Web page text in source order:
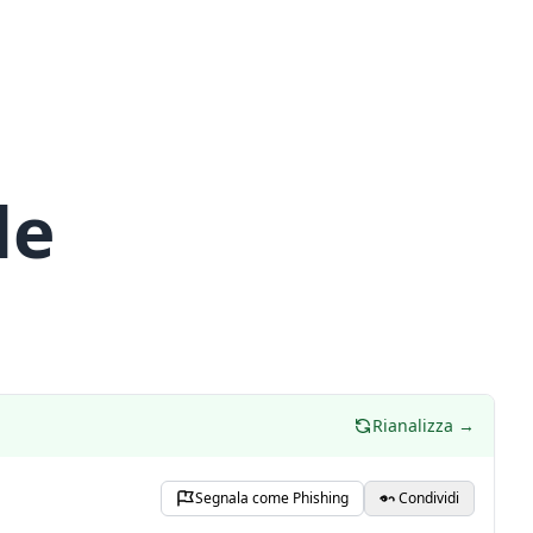
Rianalizza →
Segnala come Phishing Condividi